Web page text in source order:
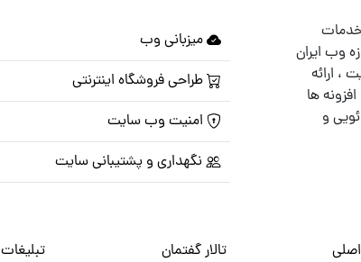
ارائه خدمات
وب ایران
، ارائه
ها
و
میزبانی وب
طراحی فروشگاه اینترنتی
امنیت وب سایت
نگهداری و پشتیبانی سایت
تالار گفتمان تبلیغات